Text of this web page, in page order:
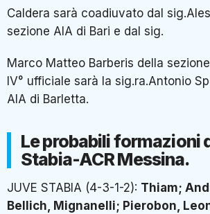
Caldera sarà coadiuvato dal
sezione AIA di Bari e dal sig.
Marco Matteo Barberis della
IV° ufficiale sarà la sig.ra.Antonio
AIA di Barletta.
Le probabili formazioni
Stabia-ACR Messina.
JUVE STABIA (4-3-1-2): Thiam;
Bellich, Mignanelli; Pierobon,